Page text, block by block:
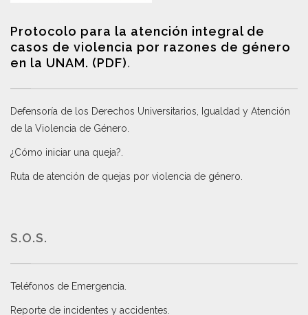
Protocolo para la atención integral de
casos de violencia por razones de género
en la UNAM. (PDF).
Defensoría de los Derechos Universitarios, Igualdad y Atención
de la Violencia de Género
¿Cómo iniciar una queja?
Ruta de atención de quejas por violencia de género
S.O.S.
Teléfonos de Emergencia.
Reporte de incidentes y accidentes